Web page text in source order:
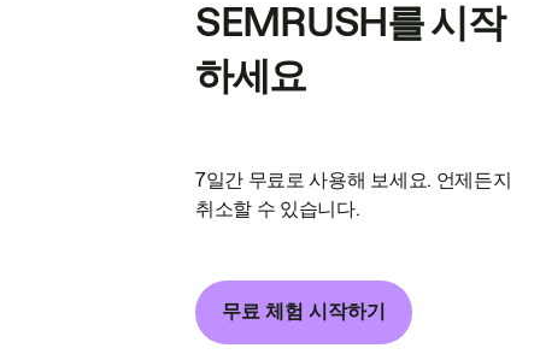
SEMRUSH를 시작
하세요
7일간 무료로 사용해 보세요. 언제든지
취소할 수 있습니다.
무료 체험 시작하기